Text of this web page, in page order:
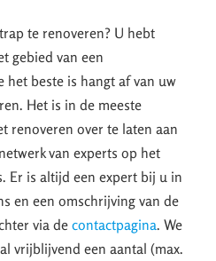
te renoveren? U hebt
gebied van een
het beste is hangt af van uw
Het is in de meeste
renoveren over te laten aan
van experts op het
Er is altijd een expert bij u in
en een omschrijving van de
via de contactpagina. We
vrijblijvend een aantal (max.